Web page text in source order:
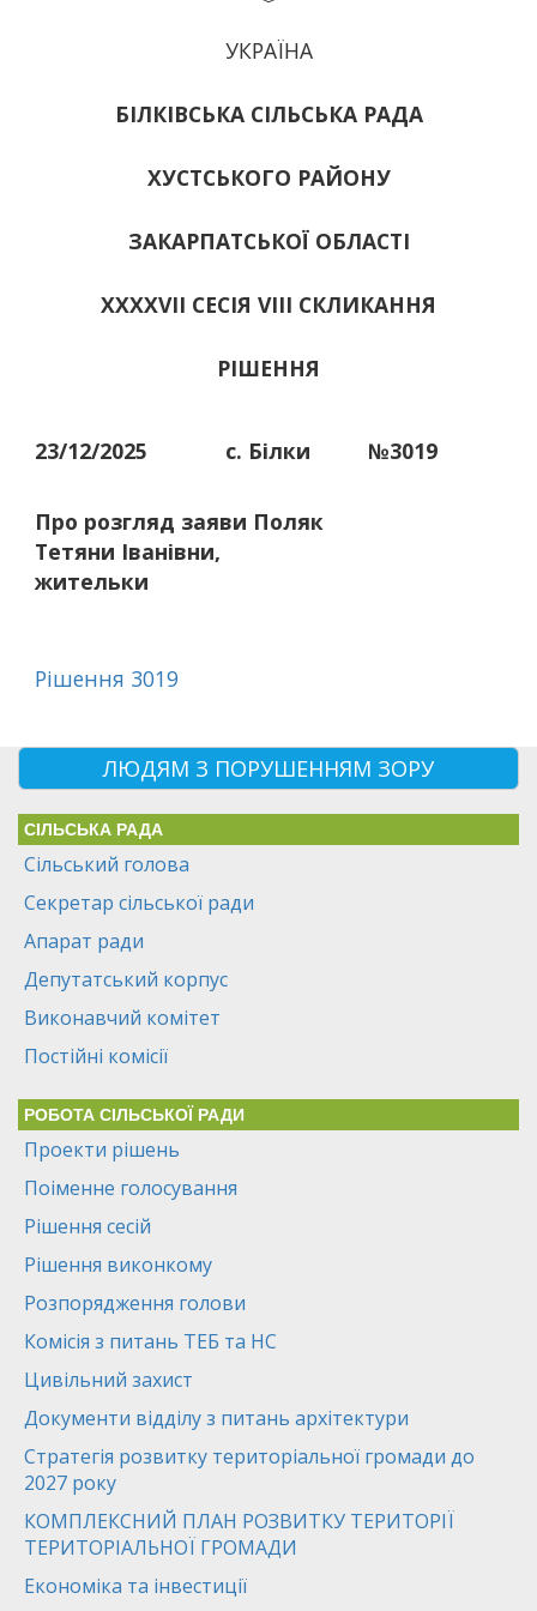
УКРАЇНА
БІЛКІВСЬКА СІЛЬСЬКА РАДА
ХУСТСЬКОГО РАЙОНУ
ЗАКАРПАТСЬКОЇ ОБЛАСТІ
ХХХХVІІ СЕСІЯ VIII СКЛИКАННЯ
РІШЕННЯ
23/12/2025 с. Білки №3019
Про розгляд заяви Поляк
Тетяни Іванівни,
жительки
Рішення 3019
ЛЮДЯМ З ПОРУШЕННЯМ ЗОРУ
СІЛЬСЬКА РАДА
Сільський голова
Секретар сільської ради
Апарат ради
Депутатський корпус
Виконавчий комітет
Постійні комісії
РОБОТА СІЛЬСЬКОЇ РАДИ
Проекти рішень
Поіменне голосування
Рішення сесій
Рішення виконкому
Розпорядження голови
Комісія з питань ТЕБ та НС
Цивільний захист
Документи відділу з питань архітектури
Стратегія розвитку територіальної громади до
2027 року
КОМПЛЕКСНИЙ ПЛАН РОЗВИТКУ ТЕРИТОРІЇ
ТЕРИТОРІАЛЬНОЇ ГРОМАДИ
Економіка та інвестиції